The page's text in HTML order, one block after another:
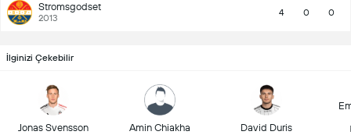
Stromsgodset
2013 4 0 0
İlginizi Çekebilir
Jonas Svensson Amin Chiakha David Duris